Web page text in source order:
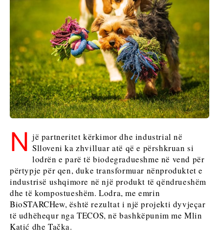
Sllovenia
Business &
Economy
Historitë e
Emërime
Bujqësi
Industria
Ndërtim
Energjia
Mjedis
Financa
FMCG
Business &
Economy
Historitë
e
Biznesit
Bujqësi
Industria
Ndërtim
Energjia
Mjedis
Financa
FMCG
Shkencë
N jë partneritet kërkimor dhe industrial në
Slloveni ka zhvilluar atë që e përshkruan si
lodrën e parë të biodegradueshme në vend për
përtypje për qen, duke transformuar nënproduktet e
industrisë ushqimore në një produkt të qëndrueshëm
dhe të kompostueshëm. Lodra, me emrin
BioSTARCHew, është rezultat i një projekti dyvjeçar
të udhëhequr nga TECOS, në bashkëpunim me Mlin
Katić dhe Tačka.